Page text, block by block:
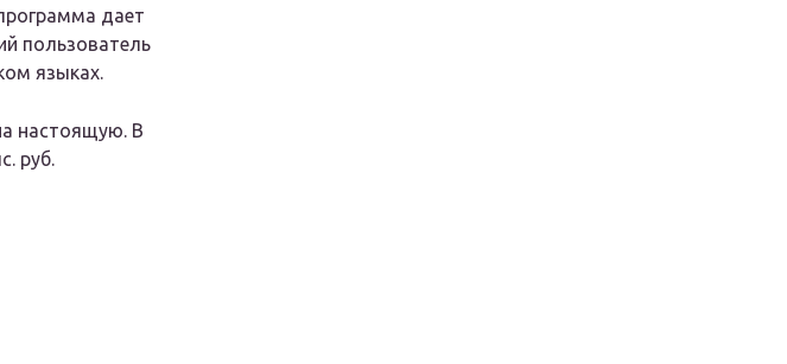
дает
пользователь
языках.
настоящую. В
руб.